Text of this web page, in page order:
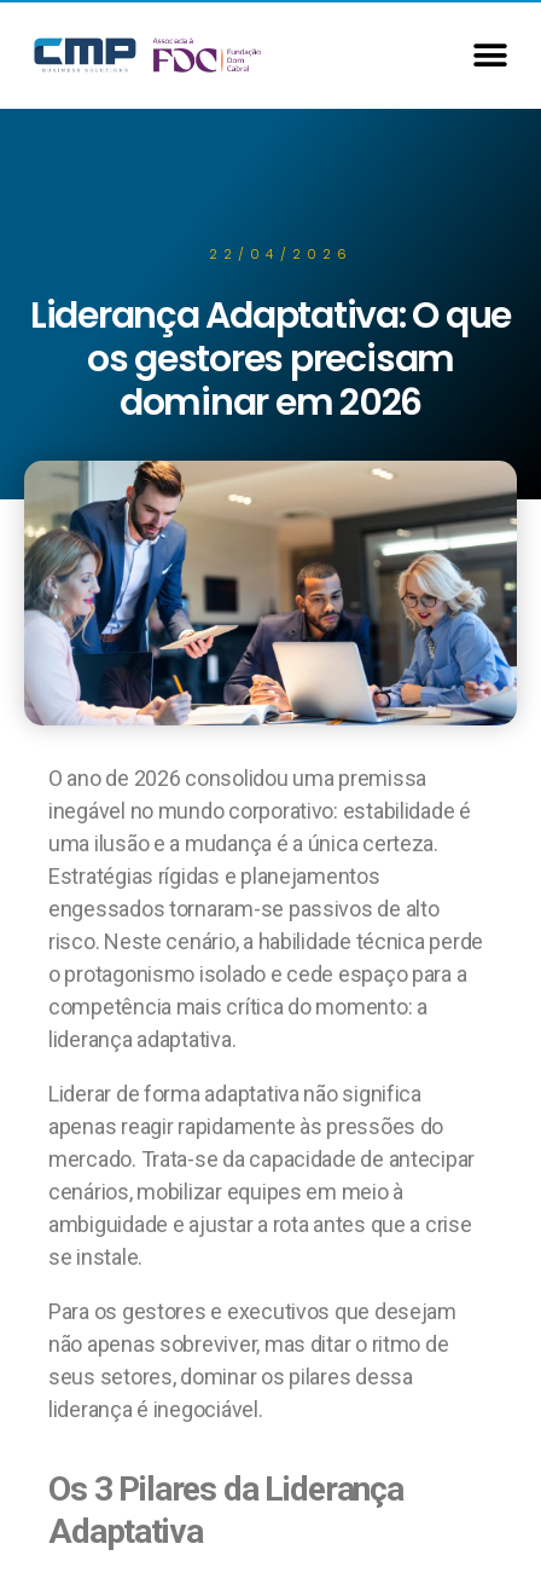
22/04/2026
Liderança Adaptativa: O que
os gestores precisam
dominar em 2026
O ano de 2026 consolidou uma premissa
inegável no mundo corporativo: estabilidade é
uma ilusão e a mudança é a única certeza.
Estratégias rígidas e planejamentos
engessados tornaram-se passivos de alto
risco. Neste cenário, a habilidade técnica perde
o protagonismo isolado e cede espaço para a
competência mais crítica do momento: a
liderança adaptativa.
Liderar de forma adaptativa não significa
apenas reagir rapidamente às pressões do
mercado. Trata-se da capacidade de antecipar
cenários, mobilizar equipes em meio à
ambiguidade e ajustar a rota antes que a crise
se instale.
Para os gestores e executivos que desejam
não apenas sobreviver, mas ditar o ritmo de
seus setores, dominar os pilares dessa
liderança é inegociável.
Os 3 Pilares da Liderança
Adaptativa